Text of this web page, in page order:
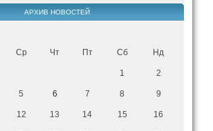
АРХИВ НОВОСТЕЙ
Ср Чт Пт Сб Нд
1 2
5 6 7 8 9
12 13 14 15 16